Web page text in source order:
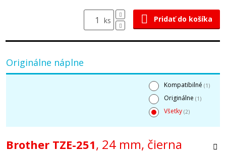
ks Pridať do košíka
Originálne náplne
Kompatibilné (1)
Originálne (1)
Všetky (2)
Brother TZE-251, 24 mm, čierna